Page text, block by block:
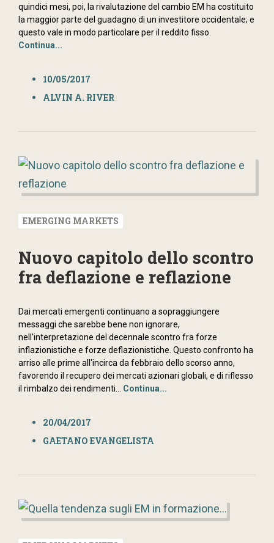
quindici mesi, poi, la rivalutazione del cambio EM ha costituito
la maggior parte del guadagno di un investitore occidentale; e
questo vale in modo particolare per il reddito fisso.
Continua...
10/05/2017
ALVIN A. RIVER
EMERGING MARKETS
Nuovo capitolo dello scontro
fra deflazione e reflazione
Dai mercati emergenti continuano a sopraggiungere
messaggi che sarebbe bene non ignorare,
nell'interpretazione del decennale scontro fra forze
inflazionistiche e forze deflazionistiche. Questo confronto ha
arriso alle prime all'incirca da febbraio dello scorso anno,
favorendo il recupero dei mercati azionari globali, e di riflesso
il rimbalzo dei rendimenti... Continua...
20/04/2017
GAETANO EVANGELISTA